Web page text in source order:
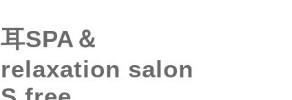
耳SPA＆
relaxation salon